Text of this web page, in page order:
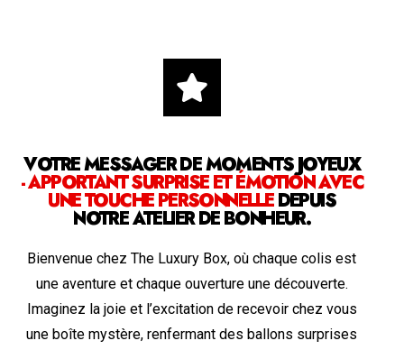
VOTRE MESSAGER DE MOMENTS JOYEUX
- APPORTANT SURPRISE ET ÉMOTION AVEC
UNE TOUCHE PERSONNELLEDEPUIS
NOTRE ATELIER DE BONHEUR.
Bienvenue chez The Luxury Box, où chaque colis est
une aventure et chaque ouverture une découverte.
Imaginez la joie et l’excitation de recevoir chez vous
une boîte mystère, renfermant des ballons surprises